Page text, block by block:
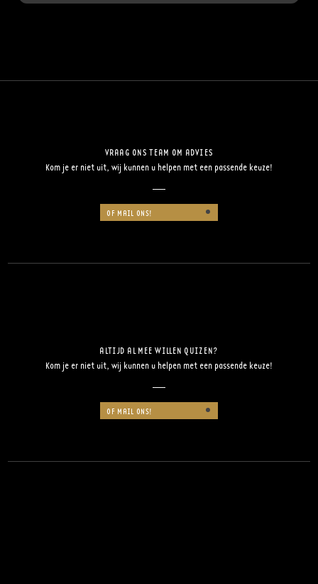
VRAAG ONS TEAM OM ADVIES
Kom je er niet uit, wij kunnen u helpen met een passende keuze!
OF MAIL ONS!
ALTIJD AL MEE WILLEN QUIZEN?
Kom je er niet uit, wij kunnen u helpen met een passende keuze!
OF MAIL ONS!